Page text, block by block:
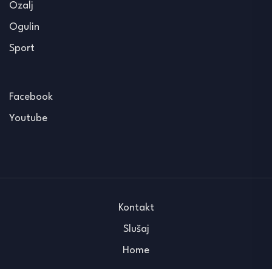
Ozalj
Ogulin
Sport
Facebook
Youtube
Kontakt
Slušaj
Home